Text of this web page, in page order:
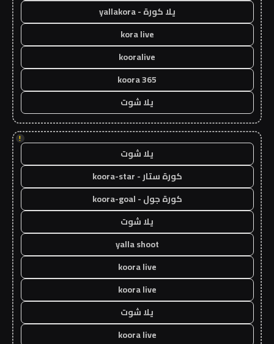
يلا كورة - yallakora
kora live
kooralive
koora 365
يلا شوت
!
يلا شوت
كورة ستار - koora-star
كورة جول - koora-goal
يلا شوت
yalla shoot
koora live
koora live
يلا شوت
koora live